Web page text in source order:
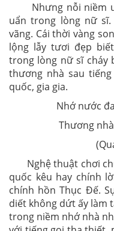
Nhưng nỗi niềm
uẩn trong lòng nữ
vãng. Cái thời vàng
lộng lẫy tươi đẹp
trong lòng nữ sĩ cháy
thương nhà sau
quốc, gia gia.
Nhớ nước
Thương
Nghệ thuật chơi
quốc kêu hay chính
chính hồn Thục Đế.
diết không dứt ấy làm
trong niềm nhớ nhà